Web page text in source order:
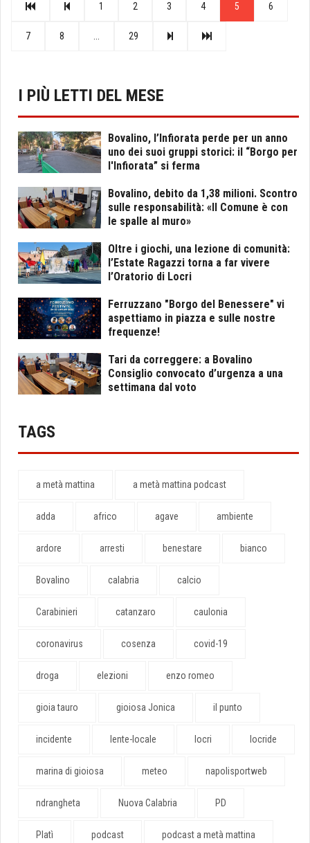
1 2 3 4 5 6
7 8 ... 29
I PIÙ LETTI DEL MESE
Bovalino, l’Infiorata perde per un anno
uno dei suoi gruppi storici: il “Borgo per
l'Infiorata” si ferma
Bovalino, debito da 1,38 milioni. Scontro
sulle responsabilità: «Il Comune è con
le spalle al muro»
Oltre i giochi, una lezione di comunità:
l’Estate Ragazzi torna a far vivere
l’Oratorio di Locri
Ferruzzano "Borgo del Benessere" vi
aspettiamo in piazza e sulle nostre
frequenze!
Tari da correggere: a Bovalino
Consiglio convocato d’urgenza a una
settimana dal voto
TAGS
a metà mattina a metà mattina podcast
adda africo agave ambiente
ardore arresti benestare bianco
Bovalino calabria calcio
Carabinieri catanzaro caulonia
coronavirus cosenza covid-19
droga elezioni enzo romeo
gioia tauro gioiosa Jonica il punto
incidente lente-locale locri locride
marina di gioiosa meteo napolisportweb
ndrangheta Nuova Calabria PD
Platì podcast podcast a metà mattina